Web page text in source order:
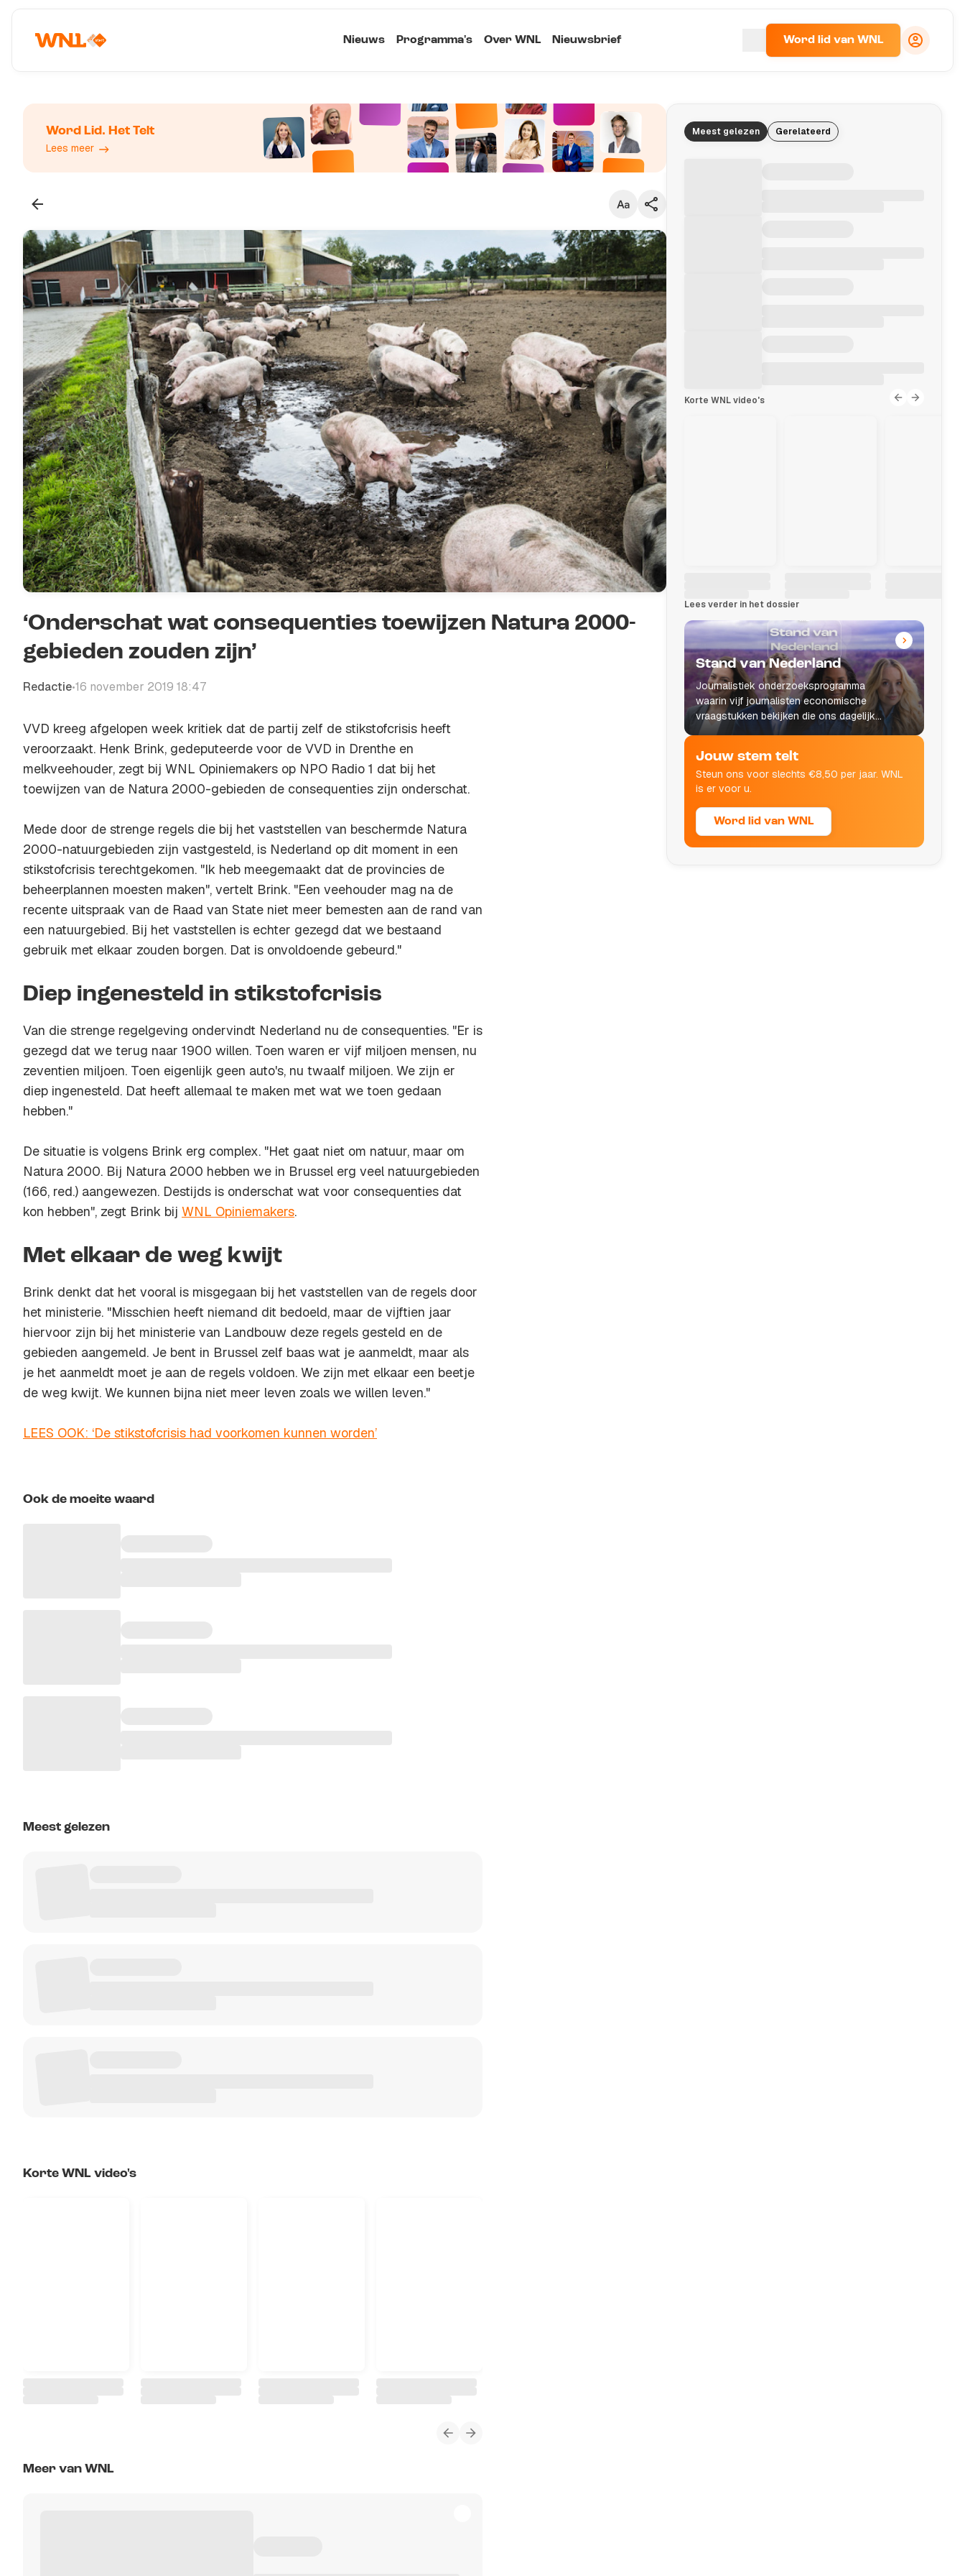
Nieuws Programma's Over WNL Nieuwsbrief Word lid van WNL
Word Lid. Het Telt
Lees meer
Klein
Standaard
Groot
Kopieer link
‘Onderschat wat consequenties toewijzen Natura 2000-
gebieden zouden zijn’
Redactie•16 november 2019 18:47
VVD kreeg afgelopen week kritiek dat de partij zelf de stikstofcrisis heeft
veroorzaakt. Henk Brink, gedeputeerde voor de VVD in Drenthe en
melkveehouder, zegt bij WNL Opiniemakers op NPO Radio 1 dat bij het
toewijzen van de Natura 2000-gebieden de consequenties zijn onderschat.
Mede door de strenge regels die bij het vaststellen van beschermde Natura
2000-natuurgebieden zijn vastgesteld, is Nederland op dit moment in een
stikstofcrisis terechtgekomen. "Ik heb meegemaakt dat de provincies de
beheerplannen moesten maken", vertelt Brink. "Een veehouder mag na de
recente uitspraak van de Raad van State niet meer bemesten aan de rand van
een natuurgebied. Bij het vaststellen is echter gezegd dat we bestaand
gebruik met elkaar zouden borgen. Dat is onvoldoende gebeurd."
Diep ingenesteld in stikstofcrisis
Van die strenge regelgeving ondervindt Nederland nu de consequenties. "Er is
gezegd dat we terug naar 1900 willen. Toen waren er vijf miljoen mensen, nu
zeventien miljoen. Toen eigenlijk geen auto's, nu twaalf miljoen. We zijn er
diep ingenesteld. Dat heeft allemaal te maken met wat we toen gedaan
hebben."
De situatie is volgens Brink erg complex. "Het gaat niet om natuur, maar om
Natura 2000. Bij Natura 2000 hebben we in Brussel erg veel natuurgebieden
(166, red.) aangewezen. Destijds is onderschat wat voor consequenties dat
kon hebben", zegt Brink bij WNL Opiniemakers.
Met elkaar de weg kwijt
Brink denkt dat het vooral is misgegaan bij het vaststellen van de regels door
het ministerie. "Misschien heeft niemand dit bedoeld, maar de vijftien jaar
hiervoor zijn bij het ministerie van Landbouw deze regels gesteld en de
gebieden aangemeld. Je bent in Brussel zelf baas wat je aanmeldt, maar als
je het aanmeldt moet je aan de regels voldoen. We zijn met elkaar een beetje
de weg kwijt. We kunnen bijna niet meer leven zoals we willen leven."
LEES OOK: ‘De stikstofcrisis had voorkomen kunnen worden’
Ook de moeite waard
Meest gelezen
Korte WNL video's
Meer van WNL
Meest gelezen Gerelateerd
Korte WNL video's
Lees verder in het dossier
Stand van Nederland
Journalistiek onderzoeksprogramma
waarin vijf journalisten economische
vraagstukken bekijken die ons dagelijks
leven raken.
Jouw stem telt
Steun ons voor slechts €8,50 per jaar. WNL
is er voor u.
Word lid van WNL